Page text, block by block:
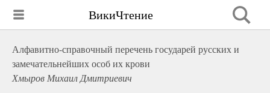
ВикиЧтение
Алфавитно-справочный перечень государей русских и
замечательнейших особ их крови
Хмыров Михаил Дмитриевич